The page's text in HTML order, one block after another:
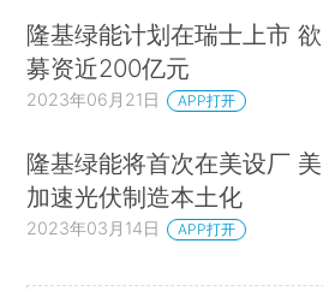
隆基绿能计划在瑞士上市 欲
募资近200亿元
2023年06月21日 APP打开
隆基绿能将首次在美设厂 美
加速光伏制造本土化
2023年03月14日 APP打开